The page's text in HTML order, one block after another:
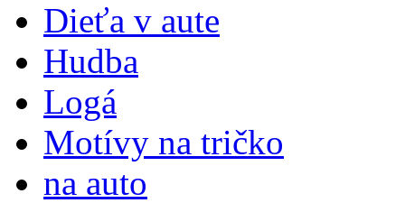
Dieťa v aute
Hudba
Logá
Motívy na tričko
na auto